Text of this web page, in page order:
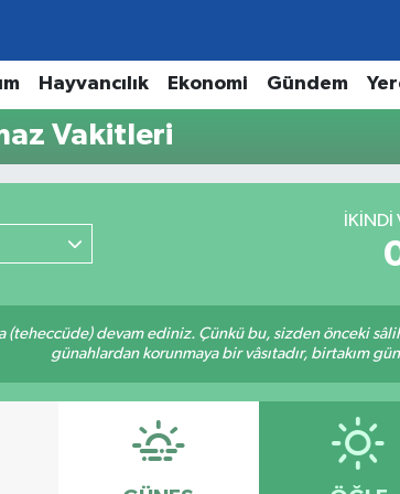
Hayvancılık Ekonomi Gündem
Vakitleri
(teheccüde) devam ediniz. Çünkü bu, sizden önceki
günahlardan korunmaya bir vâsıtadır, birtakım